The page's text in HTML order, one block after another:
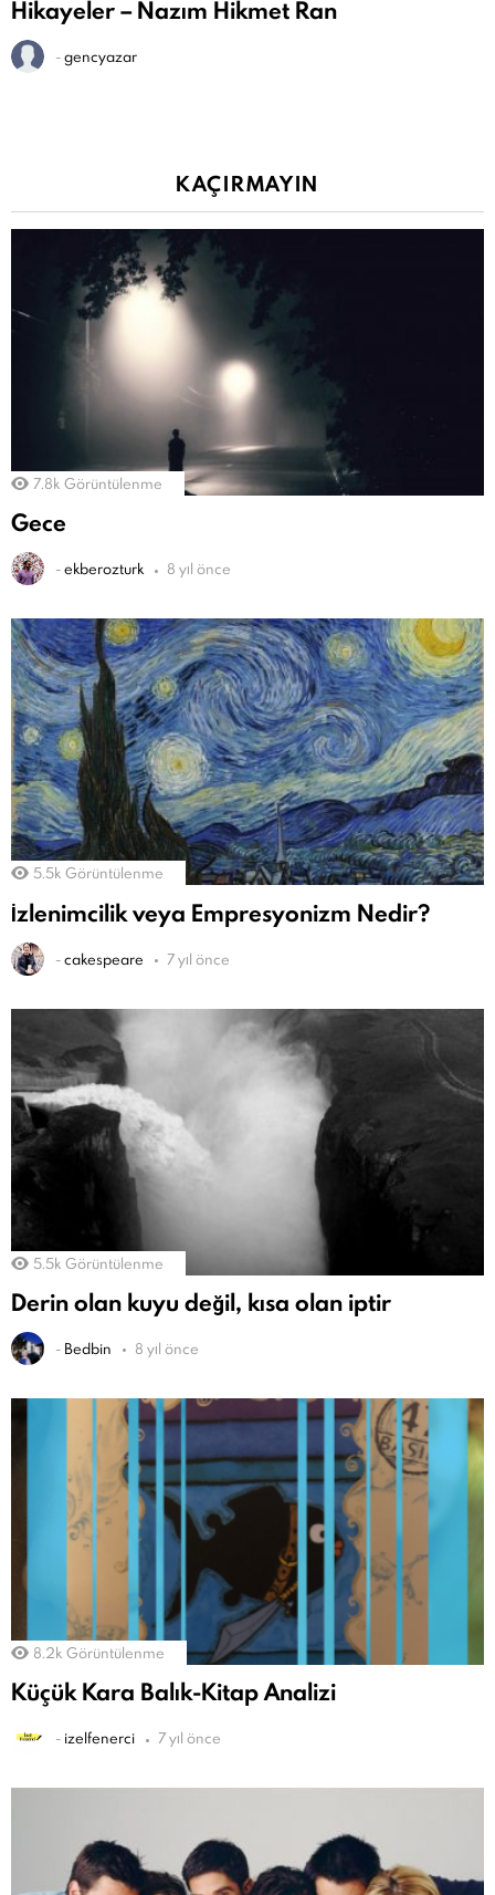
Hikayeler – Nazım Hikmet Ran
-gencyazar
KAÇIRMAYIN
7.8k Görüntülenme
Gece
-ekberozturk 8 yıl önce
5.5k Görüntülenme
İzlenimcilik veya Empresyonizm Nedir?
-cakespeare 7 yıl önce
5.5k Görüntülenme
Derin olan kuyu değil, kısa olan iptir
- Bedbin 8 yıl önce
8.2k Görüntülenme
Küçük Kara Balık-Kitap Analizi
- izelfenerci 7 yıl önce